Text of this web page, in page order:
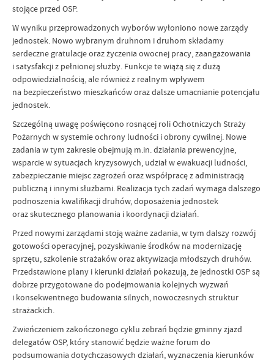
stojące przed OSP.
W wyniku przeprowadzonych wyborów wyłoniono nowe zarządy
jednostek. Nowo wybranym druhnom i druhom składamy
serdeczne gratulacje oraz życzenia owocnej pracy, zaangażowania
i satysfakcji z pełnionej służby. Funkcje te wiążą się z dużą
odpowiedzialnością, ale również z realnym wpływem
na bezpieczeństwo mieszkańców oraz dalsze umacnianie potencjału
jednostek.
Szczególną uwagę poświęcono rosnącej roli Ochotniczych Straży
Pożarnych w systemie ochrony ludności i obrony cywilnej. Nowe
zadania w tym zakresie obejmują m.in. działania prewencyjne,
wsparcie w sytuacjach kryzysowych, udział w ewakuacji ludności,
zabezpieczanie miejsc zagrożeń oraz współpracę z administracją
publiczną i innymi służbami. Realizacja tych zadań wymaga dalszego
podnoszenia kwalifikacji druhów, doposażenia jednostek
oraz skutecznego planowania i koordynacji działań.
Przed nowymi zarządami stoją ważne zadania, w tym dalszy rozwój
gotowości operacyjnej, pozyskiwanie środków na modernizację
sprzętu, szkolenie strażaków oraz aktywizacja młodszych druhów.
Przedstawione plany i kierunki działań pokazują, że jednostki OSP są
dobrze przygotowane do podejmowania kolejnych wyzwań
i konsekwentnego budowania silnych, nowoczesnych struktur
strażackich.
Zwieńczeniem zakończonego cyklu zebrań będzie gminny zjazd
delegatów OSP, który stanowić będzie ważne forum do
podsumowania dotychczasowych działań, wyznaczenia kierunków